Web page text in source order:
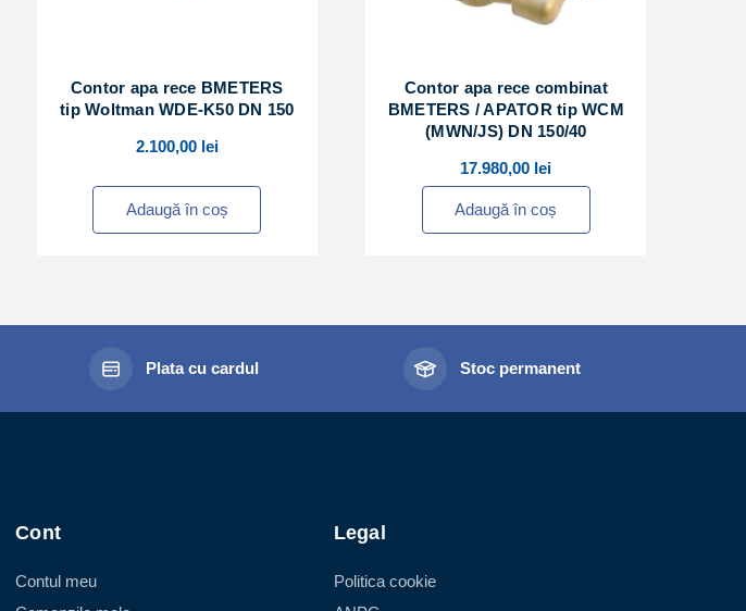
Contor apa rece BMETERS
tip Woltman WDE-K50 DN 150
2.100,00 lei
Adaugă în coș
Contor apa rece combinat
BMETERS / APATOR tip WCM
(MWN/JS) DN 150/40
17.980,00 lei
Adaugă în coș
Plata cu cardul Stoc permanent
Cont
Contul meu
Legal
Politica cookie